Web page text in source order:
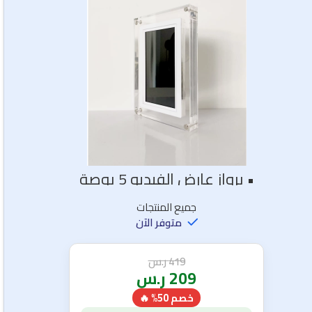
• برواز عارض الفيديو 5 بوصة
جميع المنتجات
متوفر الآن
419ر.س
209ر.س
خصم 50% 🔥